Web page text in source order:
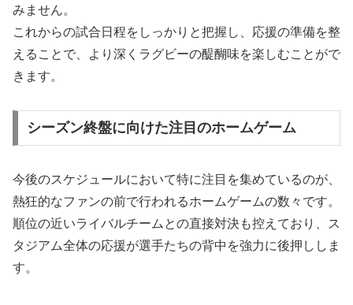
みません。
これからの試合日程をしっかりと把握し、応援の準備を整
えることで、より深くラグビーの醍醐味を楽しむことがで
きます。
シーズン終盤に向けた注目のホームゲーム
今後のスケジュールにおいて特に注目を集めているのが、
熱狂的なファンの前で行われるホームゲームの数々です。
順位の近いライバルチームとの直接対決も控えており、ス
タジアム全体の応援が選手たちの背中を強力に後押ししま
す。